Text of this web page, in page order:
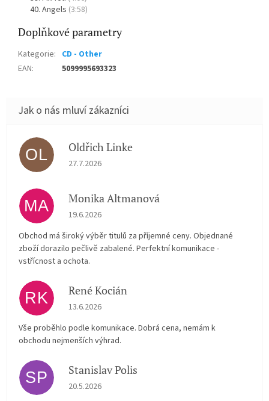
Angels (3:58)
Doplňkové parametry
Kategorie: CD - Other
EAN: 5099995693323
OL Oldřich Linke
Hodnocení obchodu je 5 z 5 hvězdiček.
27.7.2026
MA Monika Altmanová
Hodnocení obchodu je 5 z 5 hvězdiček.
19.6.2026
Obchod má široký výběr titulů za příjemné ceny. Objednané
zboží dorazilo pečlivě zabalené. Perfektní komunikace -
vstřícnost a ochota.
RK René Kocián
Hodnocení obchodu je 5 z 5 hvězdiček.
13.6.2026
Vše proběhlo podle komunikace. Dobrá cena, nemám k
obchodu nejmenších výhrad.
SP Stanislav Polis
Hodnocení obchodu je 2 z 5 hvězdiček.
20.5.2026